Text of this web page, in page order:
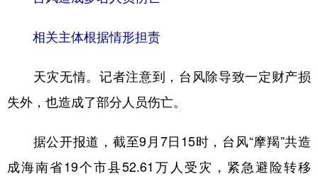
相关主体根据情形担责
天灾无情。记者注意到，台风除导致一定财产损
失外，也造成了部分人员伤亡。
据公开报道，截至9月7日15时，台风“摩羯”共造
成海南省19个市县52.61万人受灾，紧急避险转移